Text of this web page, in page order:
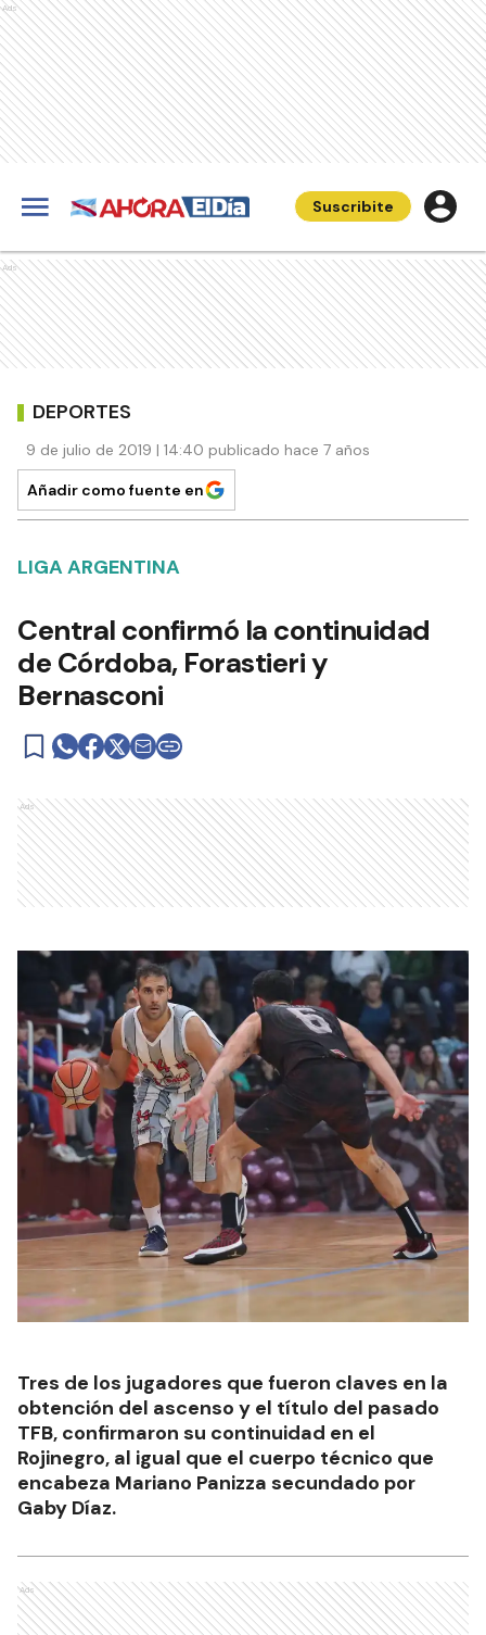
Ads
Suscribite
Ads
DEPORTES
9 de julio de 2019 | 14:40 publicado hace 7 años
Añadir como fuente en
LIGA ARGENTINA
Central confirmó la continuidad
de Córdoba, Forastieri y
Bernasconi
Ads
Tres de los jugadores que fueron claves en la
obtención del ascenso y el título del pasado
TFB, confirmaron su continuidad en el
Rojinegro, al igual que el cuerpo técnico que
encabeza Mariano Panizza secundado por
Gaby Díaz.
Ads